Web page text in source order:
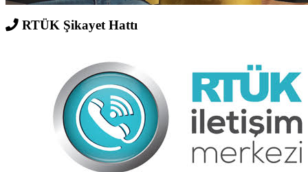
RTÜK Şikayet Hattı